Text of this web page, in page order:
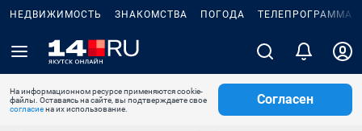
НЕДВИЖИМОСТЬ ЗНАКОМСТВА ПОГОДА ТЕЛЕПРОГРАММА
На информационном ресурсе применяются cookie-
файлы. Оставаясь на сайте, вы подтверждаете свое
согласиена их использование.
Согласен